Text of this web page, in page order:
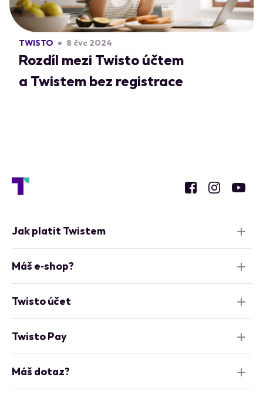
TWISTO 8 čvc 2024
Rozdíl mezi Twisto účtem
a Twistem bez registrace
Jak platit Twistem
Máš e‑shop?
Twisto účet
Twisto Pay
Máš dotaz?